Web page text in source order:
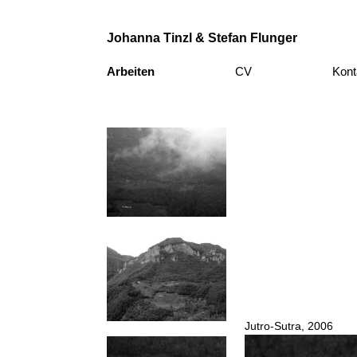
Johanna Tinzl & Stefan Flunger
Arbeiten CV
Jutro-Sutra, 2006